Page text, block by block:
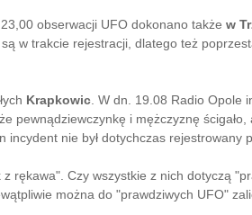
obserwacji UFO dokonano także w
w trakcie rejestracji, dlatego też
Krapkowic . W dn. 19.08 Radio Opole
pewnądziewczynkę i mężczyznę
nie był dotychczas rejestrowany
Czy wszystkie z nich dotyczą
można do "prawdziwych UFO"